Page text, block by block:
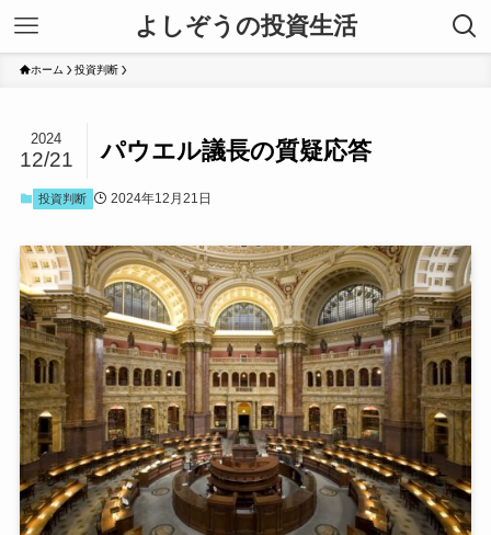
よしぞうの投資生活
ホーム 投資判断
パウエル議長の質疑応答
2024
12/21
投資判断 2024年12月21日